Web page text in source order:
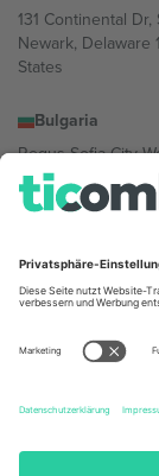
131 Continental
Newark, Delaware
States
Bulgaria
Regus Sofia City
Totleben 53-55,
Bulgaria
Mexico
Av Chapultepec
Norte,
Ciudad de México,
Mexico
Die juristische
Informationen